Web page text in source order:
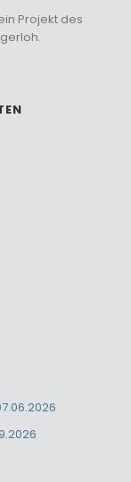
Projekt des